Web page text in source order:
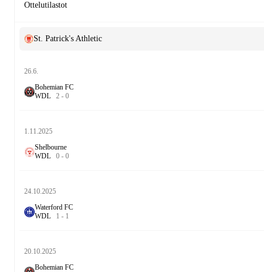
Ottelutilastot
St. Patrick's Athletic
26.6.
Bohemian FC
WDL 2 - 0
1.11.2025
Shelbourne
WDL 0 - 0
24.10.2025
Waterford FC
WDL 1 - 1
20.10.2025
Bohemian FC